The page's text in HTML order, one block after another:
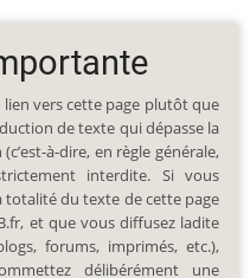
vers cette page plutôt que
de texte qui dépasse la
à-dire, en règle générale,
interdite. Si vous
totalité du texte de cette page
et que vous diffusez ladite
forums, imprimés, etc.),
délibérément une